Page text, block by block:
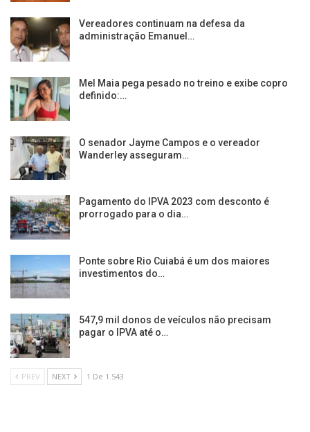
Vereadores continuam na defesa da
administração Emanuel…
Mel Maia pega pesado no treino e exibe copro
definido:…
O senador Jayme Campos e o vereador
Wanderley asseguram…
Pagamento do IPVA 2023 com desconto é
prorrogado para o dia…
Ponte sobre Rio Cuiabá é um dos maiores
investimentos do…
547,9 mil donos de veículos não precisam
pagar o IPVA até o…
PREV NEXT 1 De 1.543